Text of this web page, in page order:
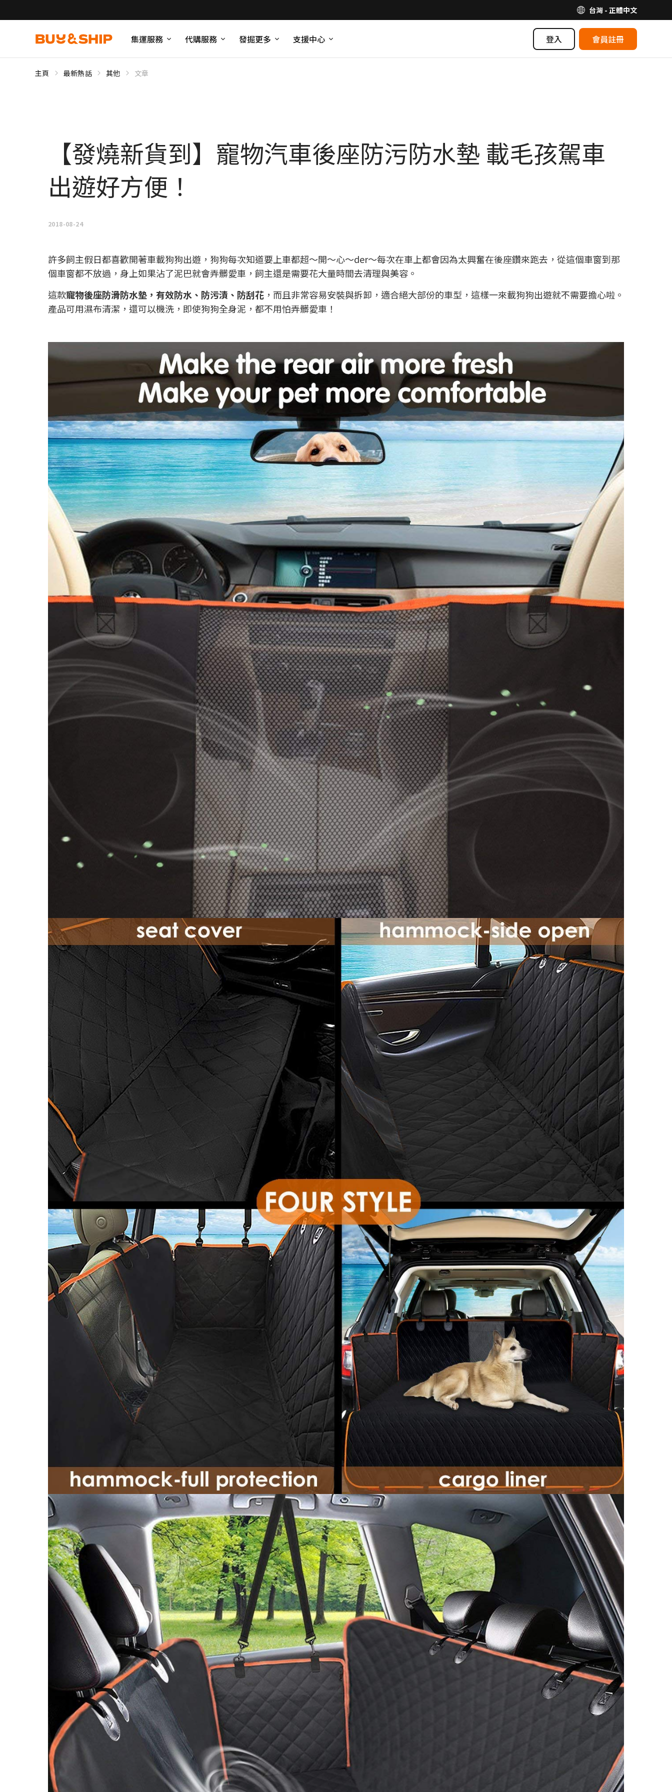
台灣 - 正體中文
集運服務 代購服務 發掘更多 支援中心 登入 會員註冊
主頁 最新熱話 其他 文章
【發燒新貨到】寵物汽車後座防污防水墊 載毛孩駕車
出遊好方便！
2018-08-24
許多飼主假日都喜歡開著車載狗狗出遊，狗狗每次知道要上車都超～開～心～der～每次在車上都會因為太興奮在後座鑽來跑去，從這個車窗到那
個車窗都不放過，身上如果沾了泥巴就會弄髒愛車，飼主還是需要花大量時間去清理與美容。
這款寵物後座防滑防水墊，有效防水、防污漬、防刮花 ，而且非常容易安裝與拆卸，適合絕大部份的車型，這樣一來載狗狗出遊就不需要擔心啦。
產品可用濕布清潔，還可以機洗，即使狗狗全身泥，都不用怕弄髒愛車！